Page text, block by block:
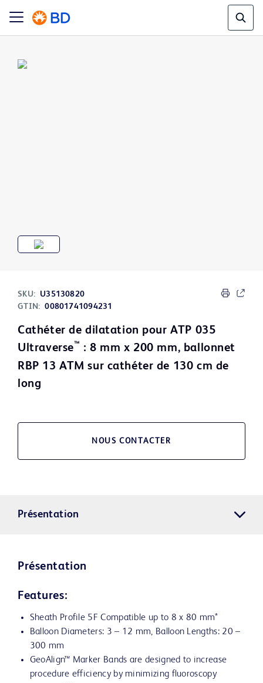
SKU:
U35130820
GTIN: 00801741094231
Cathéter de dilatation pour ATP 035
Ultraverse™ : 8 mm x 200 mm, ballonnet
RBP 13 ATM sur cathéter de 130 cm de
long
NOUS CONTACTER
Présentation
Présentation
Features:
Sheath Profile 5F Compatible up to 8 x 80 mm*
Balloon Diameters: 3 – 12 mm, Balloon Lengths: 20 –
300 mm
GeoAlign™ Marker Bands are designed to increase
procedure efficiency by minimizing fluoroscopy